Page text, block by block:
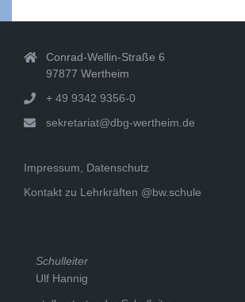
Conrad-Wellin-Straße 6
97877 Wertheim
+ 49 9342 9356-0
sekretariat@dbg-wertheim.de
Impressum, Datenschutz
Kontakt zu Lehrkräften @bw.schule
Schulleiter
Ulf Hannig